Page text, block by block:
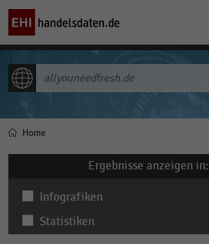
Pfadnavigation
Home
Ergebnisse anzeigen in:
Infografiken
Statistiken